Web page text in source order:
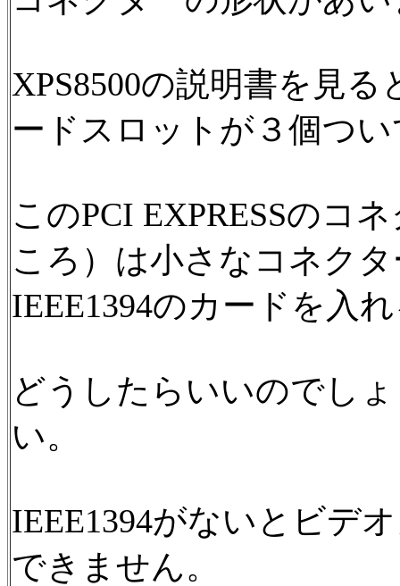
XPS8500の説明書を見る
ードスロットが３個つ
このPCI EXPRESSのコ
ころ）は小さなコネク
IEEE1394のカードを入
どうしたらいいのでし
い。
IEEE1394がないとビデ
できません。